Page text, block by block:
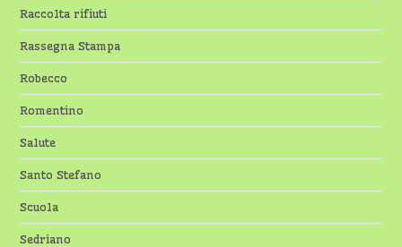
Raccolta rifiuti
Rassegna Stampa
Robecco
Romentino
Salute
Santo Stefano
Scuola
Sedriano